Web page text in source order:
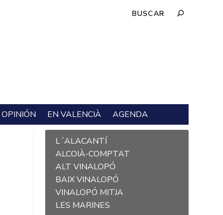
OPINIÓN EN VALENCIÀ AGENDA
L´ALACANTÍ
ALCOIÀ-COMPTAT
ALT VINALOPÓ
BAIX VINALOPÓ
VINALOPÓ MITJA
LES MARINES